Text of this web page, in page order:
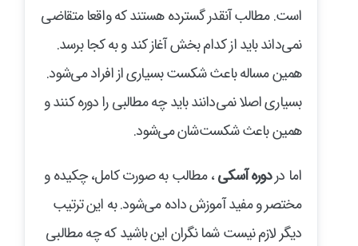
است. مطالب آنقدر گسترده هستند که واقعا متقاضی
نمی‌داند باید از کدام بخش آغاز کند و به کجا برسد.
همین مساله باعث شکست بسیاری از افراد می‌شود.
بسیاری اصلا نمی‌دانند باید چه مطالبی را دوره کنند و
همین باعث شکست‌شان می‌شود.
اما دردوره آسکی، مطالب به صورت کامل، چکیده و
مختصر و مفید آموزش داده می‌شود. به این ترتیب
دیگر لازم نیست شما نگران این باشید که چه مطالبی